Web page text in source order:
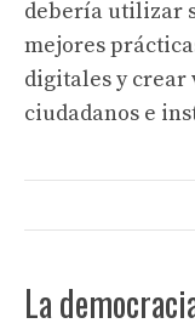
debería utilizar
mejores
digitales y crear
ciudadanos e
La